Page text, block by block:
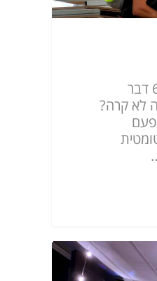
ניוזלטר מס.62 דבר
לא קרה?